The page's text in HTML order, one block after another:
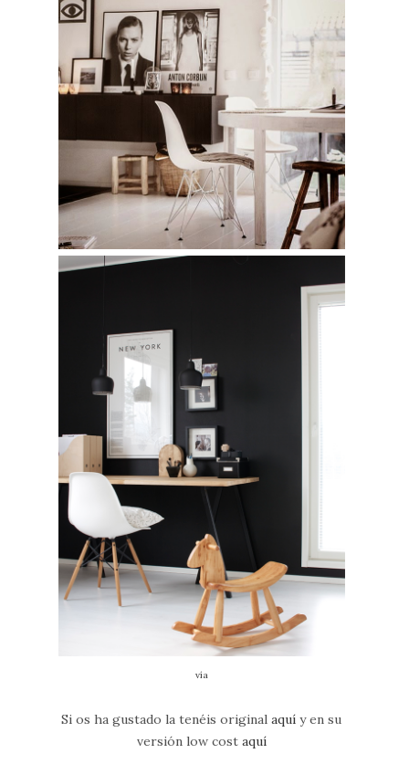
vía
Si os ha gustado la tenéis originalaquíy en su
versión low cost aquí